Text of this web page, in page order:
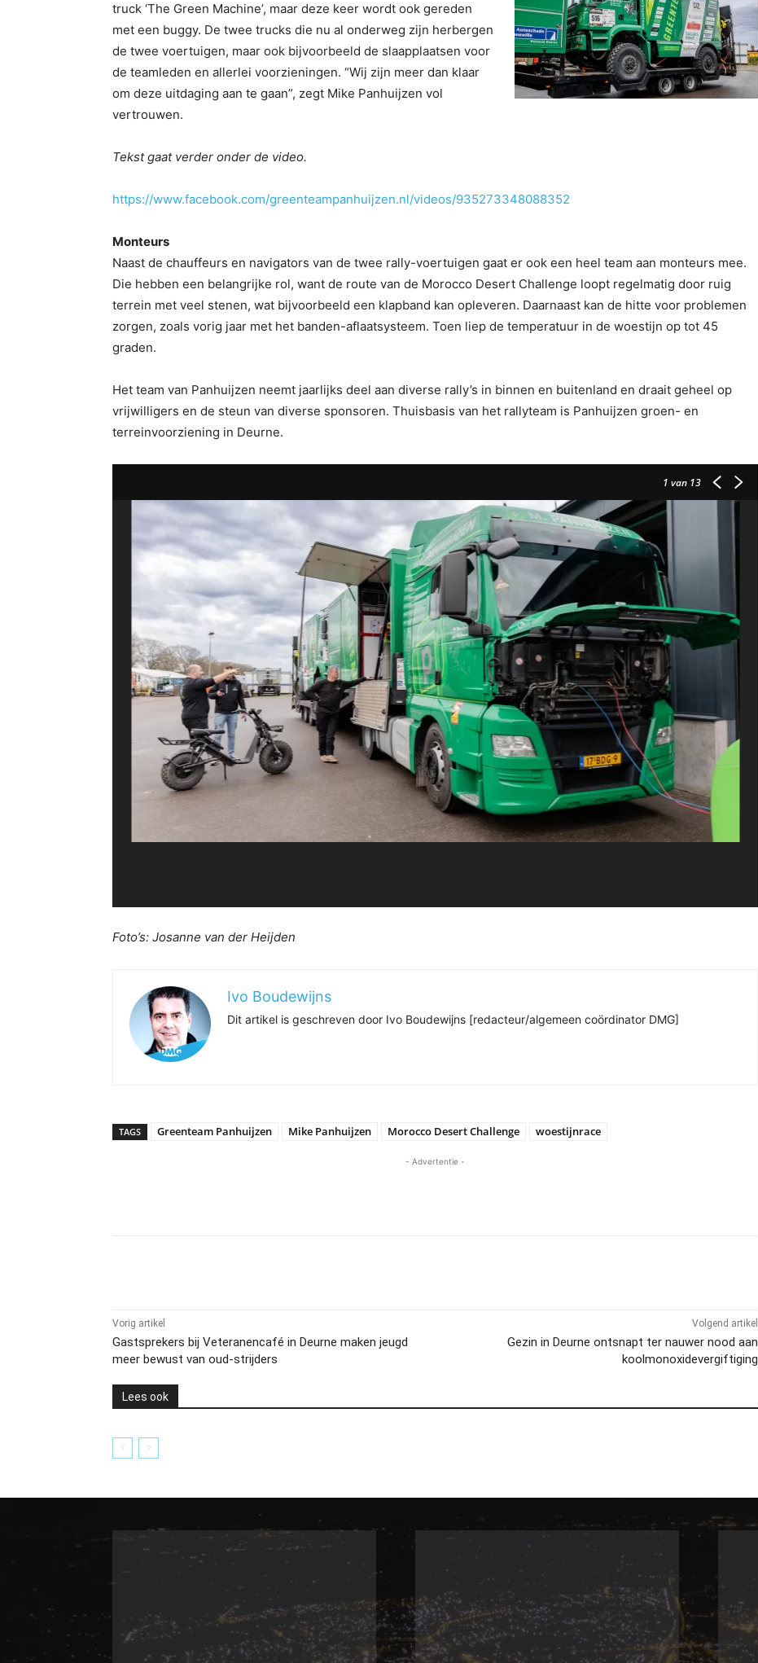
truck ‘The Green Machine’, maar deze keer wordt ook gereden
met een buggy. De twee trucks die nu al onderweg zijn herbergen
de twee voertuigen, maar ook bijvoorbeeld de slaapplaatsen voor
de teamleden en allerlei voorzieningen. “Wij zijn meer dan klaar
om deze uitdaging aan te gaan”, zegt Mike Panhuijzen vol
vertrouwen.
Tekst gaat verder onder de video.
https://www.facebook.com/greenteampanhuijzen.nl/videos/935273348088352
Monteurs
Naast de chauffeurs en navigators van de twee rally-voertuigen gaat er ook een heel team aan monteurs mee.
Die hebben een belangrijke rol, want de route van de Morocco Desert Challenge loopt regelmatig door ruig
terrein met veel stenen, wat bijvoorbeeld een klapband kan opleveren. Daarnaast kan de hitte voor problemen
zorgen, zoals vorig jaar met het banden-aflaatsysteem. Toen liep de temperatuur in de woestijn op tot 45
graden.
Het team van Panhuijzen neemt jaarlijks deel aan diverse rally’s in binnen en buitenland en draait geheel op
vrijwilligers en de steun van diverse sponsoren. Thuisbasis van het rallyteam is Panhuijzen groen- en
terreinvoorziening in Deurne.
1 van 13
Foto’s: Josanne van der Heijden
Ivo Boudewijns
Dit artikel is geschreven door Ivo Boudewijns [redacteur/algemeen coördinator DMG]
TAGS Greenteam Panhuijzen Mike Panhuijzen Morocco Desert Challenge woestijnrace
- Advertentie -
Vorig artikel
Gastsprekers bij Veteranencafé in Deurne maken jeugd
meer bewust van oud-strijders
Volgend artikel
Gezin in Deurne ontsnapt ter nauwer nood aan
koolmonoxidevergiftiging
Lees ook